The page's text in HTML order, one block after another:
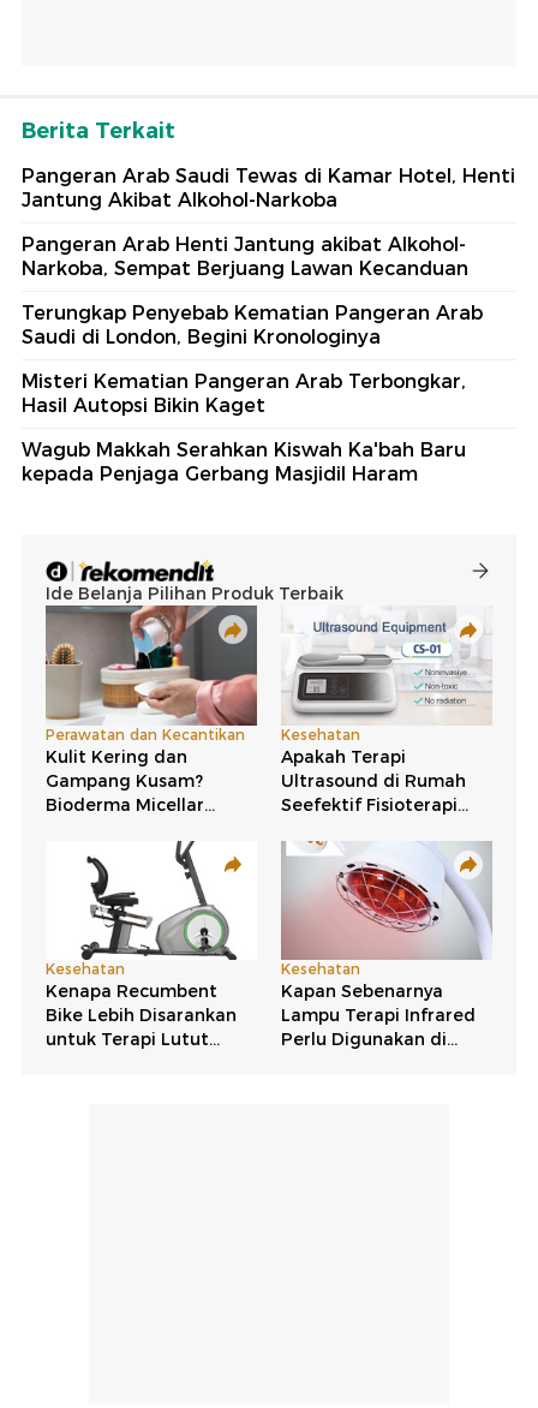
Berita Terkait
Pangeran Arab Saudi Tewas di Kamar Hotel, Henti
Jantung Akibat Alkohol-Narkoba
Pangeran Arab Henti Jantung akibat Alkohol-
Narkoba, Sempat Berjuang Lawan Kecanduan
Terungkap Penyebab Kematian Pangeran Arab
Saudi di London, Begini Kronologinya
Misteri Kematian Pangeran Arab Terbongkar,
Hasil Autopsi Bikin Kaget
Wagub Makkah Serahkan Kiswah Ka'bah Baru
kepada Penjaga Gerbang Masjidil Haram